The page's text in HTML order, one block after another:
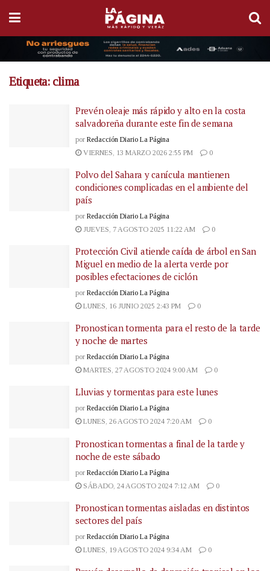
Etiqueta: clima
Prevén oleaje más rápido y alto en la costa
salvadoreña durante este fin de semana
por Redacción Diario La Página
VIERNES, 13 MARZO 2026 2:55 PM
0
Polvo del Sahara y canícula mantienen
condiciones complicadas en el ambiente del
país
por Redacción Diario La Página
JUEVES, 7 AGOSTO 2025 11:22 AM
0
Protección Civil atiende caída de árbol en San
Miguel en medio de la alerta verde por
posibles efectaciones de ciclón
por Redacción Diario La Página
LUNES, 16 JUNIO 2025 2:43 PM
0
Pronostican tormenta para el resto de la tarde
y noche de martes
por Redacción Diario La Página
MARTES, 27 AGOSTO 2024 9:00 AM
0
Lluvias y tormentas para este lunes
por Redacción Diario La Página
LUNES, 26 AGOSTO 2024 7:20 AM
0
Pronostican tormentas a final de la tarde y
noche de este sábado
por Redacción Diario La Página
SÁBADO, 24 AGOSTO 2024 7:12 AM
0
Pronostican tormentas aisladas en distintos
sectores del país
por Redacción Diario La Página
LUNES, 19 AGOSTO 2024 9:34 AM
0